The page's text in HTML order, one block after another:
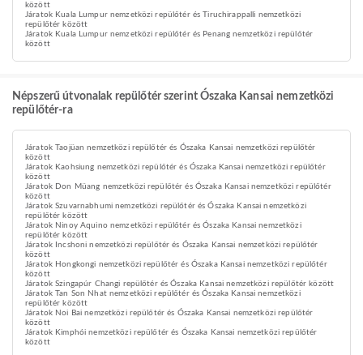
között
Járatok Kuala Lumpur nemzetközi repülőtér és Tiruchirappalli nemzetközi
repülőtér között
Járatok Kuala Lumpur nemzetközi repülőtér és Penang nemzetközi repülőtér
között
Népszerű útvonalak repülőtér szerint Ószaka Kansai nemzetközi
repülőtér-ra
Járatok Taojüan nemzetközi repülőtér és Ószaka Kansai nemzetközi repülőtér
között
Járatok Kaohsiung nemzetközi repülőtér és Ószaka Kansai nemzetközi repülőtér
között
Járatok Don Müang nemzetközi repülőtér és Ószaka Kansai nemzetközi repülőtér
között
Járatok Szuvarnabhumi nemzetközi repülőtér és Ószaka Kansai nemzetközi
repülőtér között
Járatok Ninoy Aquino nemzetközi repülőtér és Ószaka Kansai nemzetközi
repülőtér között
Járatok Incshoni nemzetközi repülőtér és Ószaka Kansai nemzetközi repülőtér
között
Járatok Hongkongi nemzetközi repülőtér és Ószaka Kansai nemzetközi repülőtér
között
Járatok Szingapúr Changi repülőtér és Ószaka Kansai nemzetközi repülőtér között
Járatok Tan Son Nhat nemzetközi repülőtér és Ószaka Kansai nemzetközi
repülőtér között
Járatok Noi Bai nemzetközi repülőtér és Ószaka Kansai nemzetközi repülőtér
között
Járatok Kimphói nemzetközi repülőtér és Ószaka Kansai nemzetközi repülőtér
között